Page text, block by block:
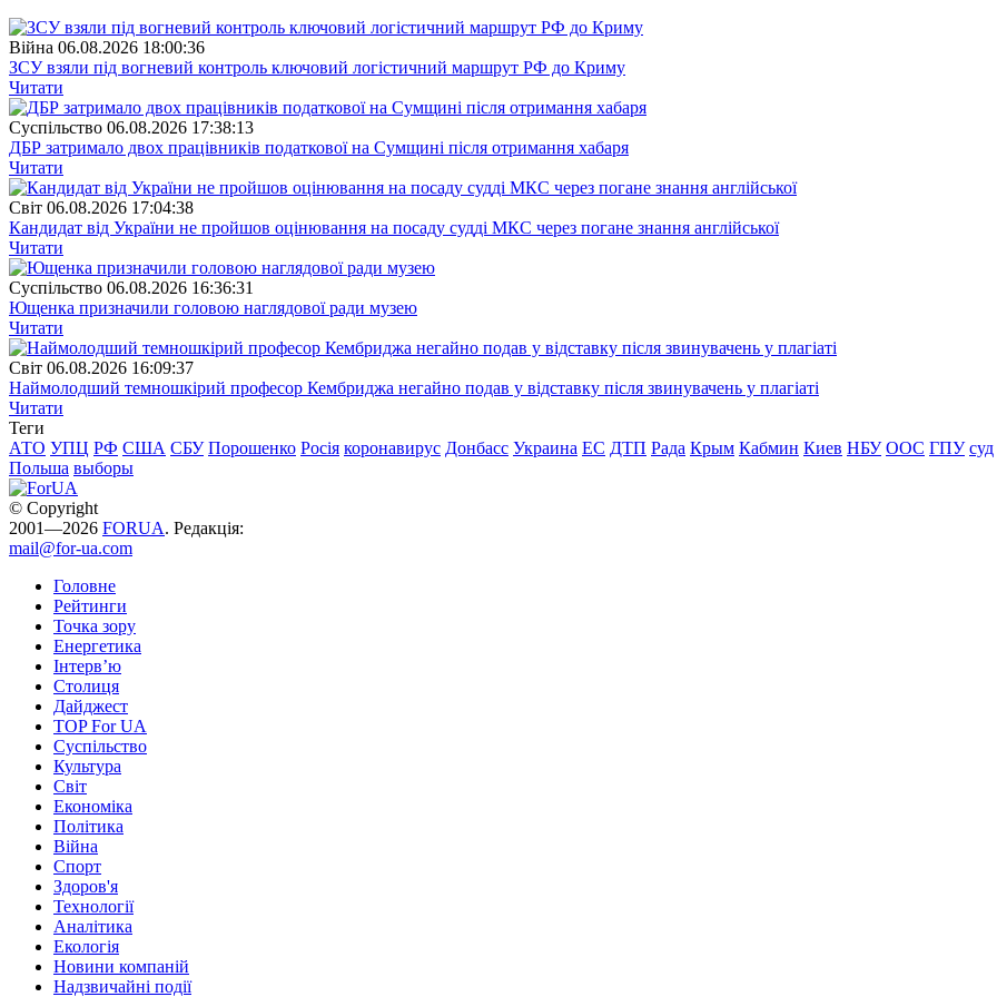
Війна 06.08.2026 18:00:36
ЗСУ взяли під вогневий контроль ключовий логістичний маршрут РФ до Криму
Читати
Суспiльство 06.08.2026 17:38:13
ДБР затримало двох працівників податкової на Сумщині після отримання хабаря
Читати
Свiт 06.08.2026 17:04:38
Кандидат від України не пройшов оцінювання на посаду судді МКС через погане знання англійської
Читати
Суспiльство 06.08.2026 16:36:31
Ющенка призначили головою наглядової ради музею
Читати
Свiт 06.08.2026 16:09:37
Наймолодший темношкірий професор Кембриджа негайно подав у відставку після звинувачень у плагіаті
Читати
Теги
АТО УПЦ РФ США СБУ Порошенко Росія коронавирус Донбасс Украина ЕС ДТП Рада Крым Кабмин Киев НБУ ООС ГПУ суд
Польша выборы
© Copyright
2001—2026 FORUA. Редакція:
mail@for-ua.com
Головне
Рейтинги
Точка зору
Енергетика
Інтерв’ю
Столиця
Дайджест
TOP For UA
Суспiльство
Культура
Світ
Економіка
Політика
Війна
Спорт
Здоров'я
Технології
Аналітика
Екологія
Новини компаній
Надзвичайні події